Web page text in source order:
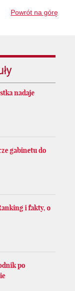
Powrót na górę
nadaje
gabinetu do
i fakty, o
po